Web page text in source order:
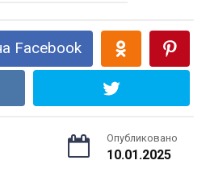
Facebook
Опубликовано
10.01.2025